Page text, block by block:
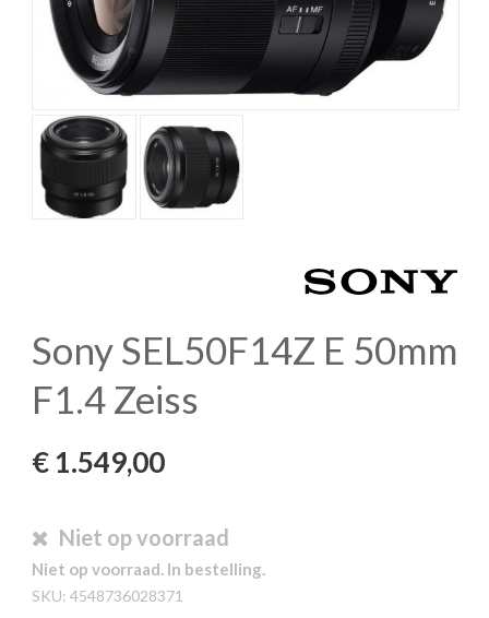
Sony SEL50F14Z E 50mm
F1.4 Zeiss
€ 1.549,00
Niet op voorraad
Niet op voorraad. In bestelling.
SKU: 4548736028371